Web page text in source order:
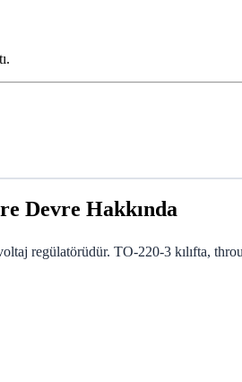
Devre Hakkında
regülatörüdür. TO-220-3 kılıfta,